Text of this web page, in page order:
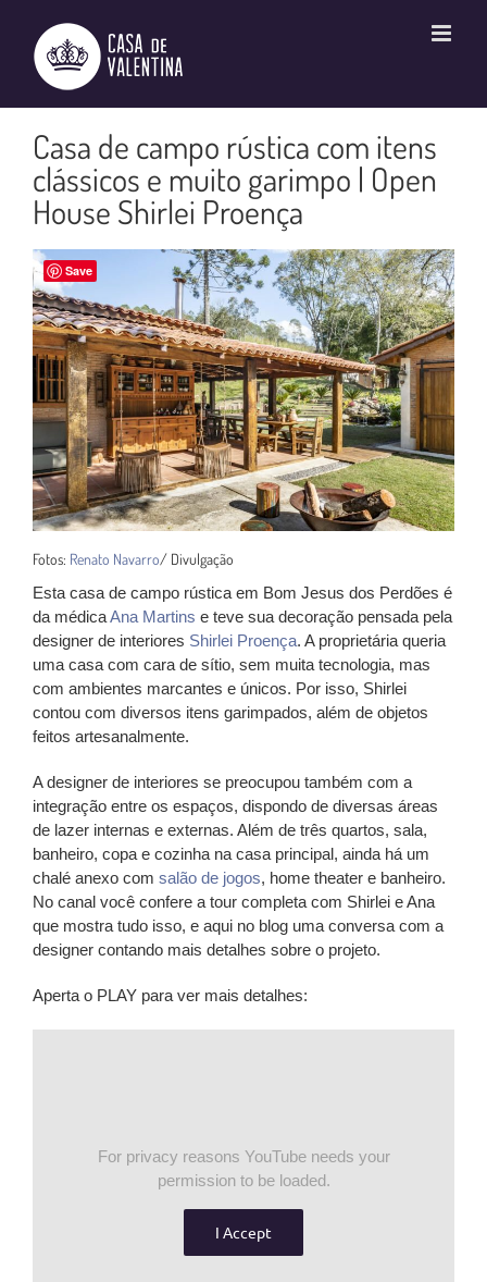
conteúdo
Casa de campo rústica com itens
clássicos e muito garimpo | Open
House Shirlei Proença
Fotos: Renato Navarro/ Divulgação
Esta casa de campo rústica em Bom Jesus dos Perdões é
da médicaAna Martins e teve sua decoração pensada pela
designer de interiores Shirlei Proença. A proprietária queria
uma casa com cara de sítio, sem muita tecnologia, mas
com ambientes marcantes e únicos. Por isso, Shirlei
contou com diversos itens garimpados, além de objetos
feitos artesanalmente.
A designer de interiores se preocupou também com a
integração entre os espaços, dispondo de diversas áreas
de lazer internas e externas. Além de três quartos, sala,
banheiro, copa e cozinha na casa principal, ainda há um
chalé anexo com salão de jogos, home theater e banheiro.
No canal você confere a tour completa com Shirlei e Ana
que mostra tudo isso, e aqui no blog uma conversa com a
designer contando mais detalhes sobre o projeto.
Aperta o PLAY para ver mais detalhes:
For privacy reasons YouTube needs your
permission to be loaded.
I Accept
Save